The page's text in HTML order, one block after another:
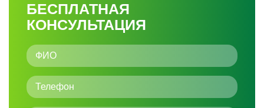
БЕСПЛАТНАЯ
КОНСУЛЬТАЦИЯ